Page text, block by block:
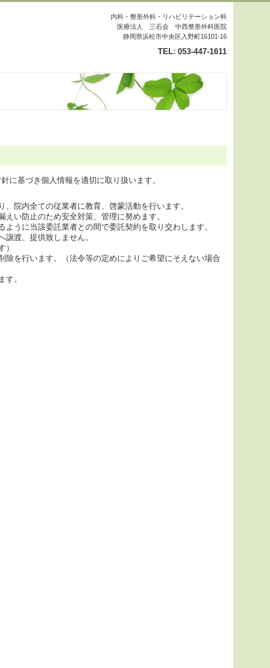
内科・整形外科・リハビリテーション科
医療法人 三石会 中西整形外科医院
静岡県浜松市中央区入野町16101-16
TEL: 053-447-1611
に基づき個人情報を適切に取り扱います。
院内全ての従業者に教育、啓蒙活動を行います。
い防止のため安全対策、管理に努めます。
うに当該委託業者との間で委託契約を取り交わします。
渡、提供致しません。
）
除を行います。（法令等の定めによりご希望にそえない場合
す。